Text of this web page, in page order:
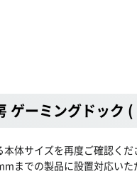
ゲーミングドック
体サイズを再度ご確認くだ
までの製品に設置対応い